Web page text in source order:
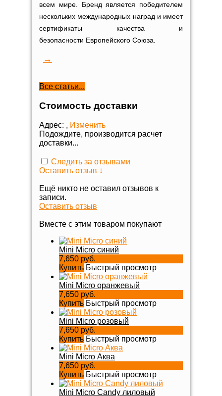
всем мире. Бренд является победителем
нескольких международных наград и имеет
сертификаты качества и
безопасности Европейского Союза.
→
Все статьи...
Стоимость доставки
Адрес: , Изменить
Подождите, производится расчет
доставки...
Следить за отзывами
Оставить отзыв ↓
Ещё никто не оставил отзывов к
записи.
Оставить отзыв
Вместе с этим товаром покупают
Mini Micro синий
7,650 руб.
Купить Быстрый просмотр
Mini Micro оранжевый
7,650 руб.
Купить Быстрый просмотр
Mini Micro розовый
7,650 руб.
Купить Быстрый просмотр
Mini Micro Аква
7,650 руб.
Купить Быстрый просмотр
Mini Micro Candy лиловый